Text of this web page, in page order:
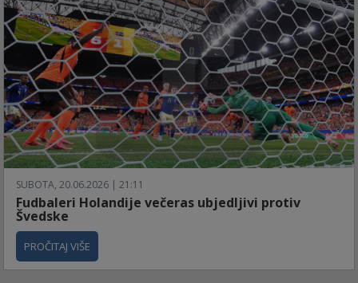
SUBOTA, 20.06.2026 | 21:11
Fudbaleri Holandije večeras ubjedljivi protiv
Švedske
PROČITAJ VIŠE